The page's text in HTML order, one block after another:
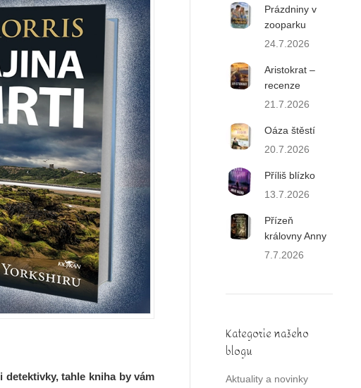
detektivky, tahle kniha by vám
Prázdniny v
zooparku
24.7.2026
Aristokrat –
recenze
21.7.2026
Oáza štěstí
20.7.2026
Příliš blízko
13.7.2026
Přízeň
královny Anny
7.7.2026
Kategorie našeho
blogu
Aktuality a novinky